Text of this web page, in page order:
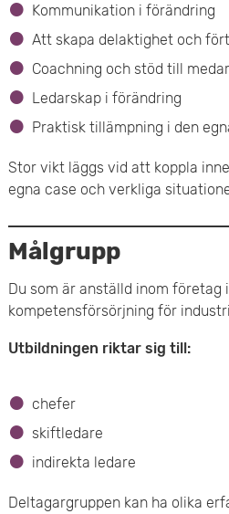
Kommunikation i förändring
Att skapa delaktighet och
Coachning och stöd till
Ledarskap i förändring
Praktisk tillämpning i den
Stor vikt läggs vid att koppla
egna case och verkliga
Målgrupp
Du som är anställd inom
kompetensförsörjning för
Utbildningen riktar sig till:
chefer
skiftledare
indirekta ledare
Deltagargruppen kan ha olika